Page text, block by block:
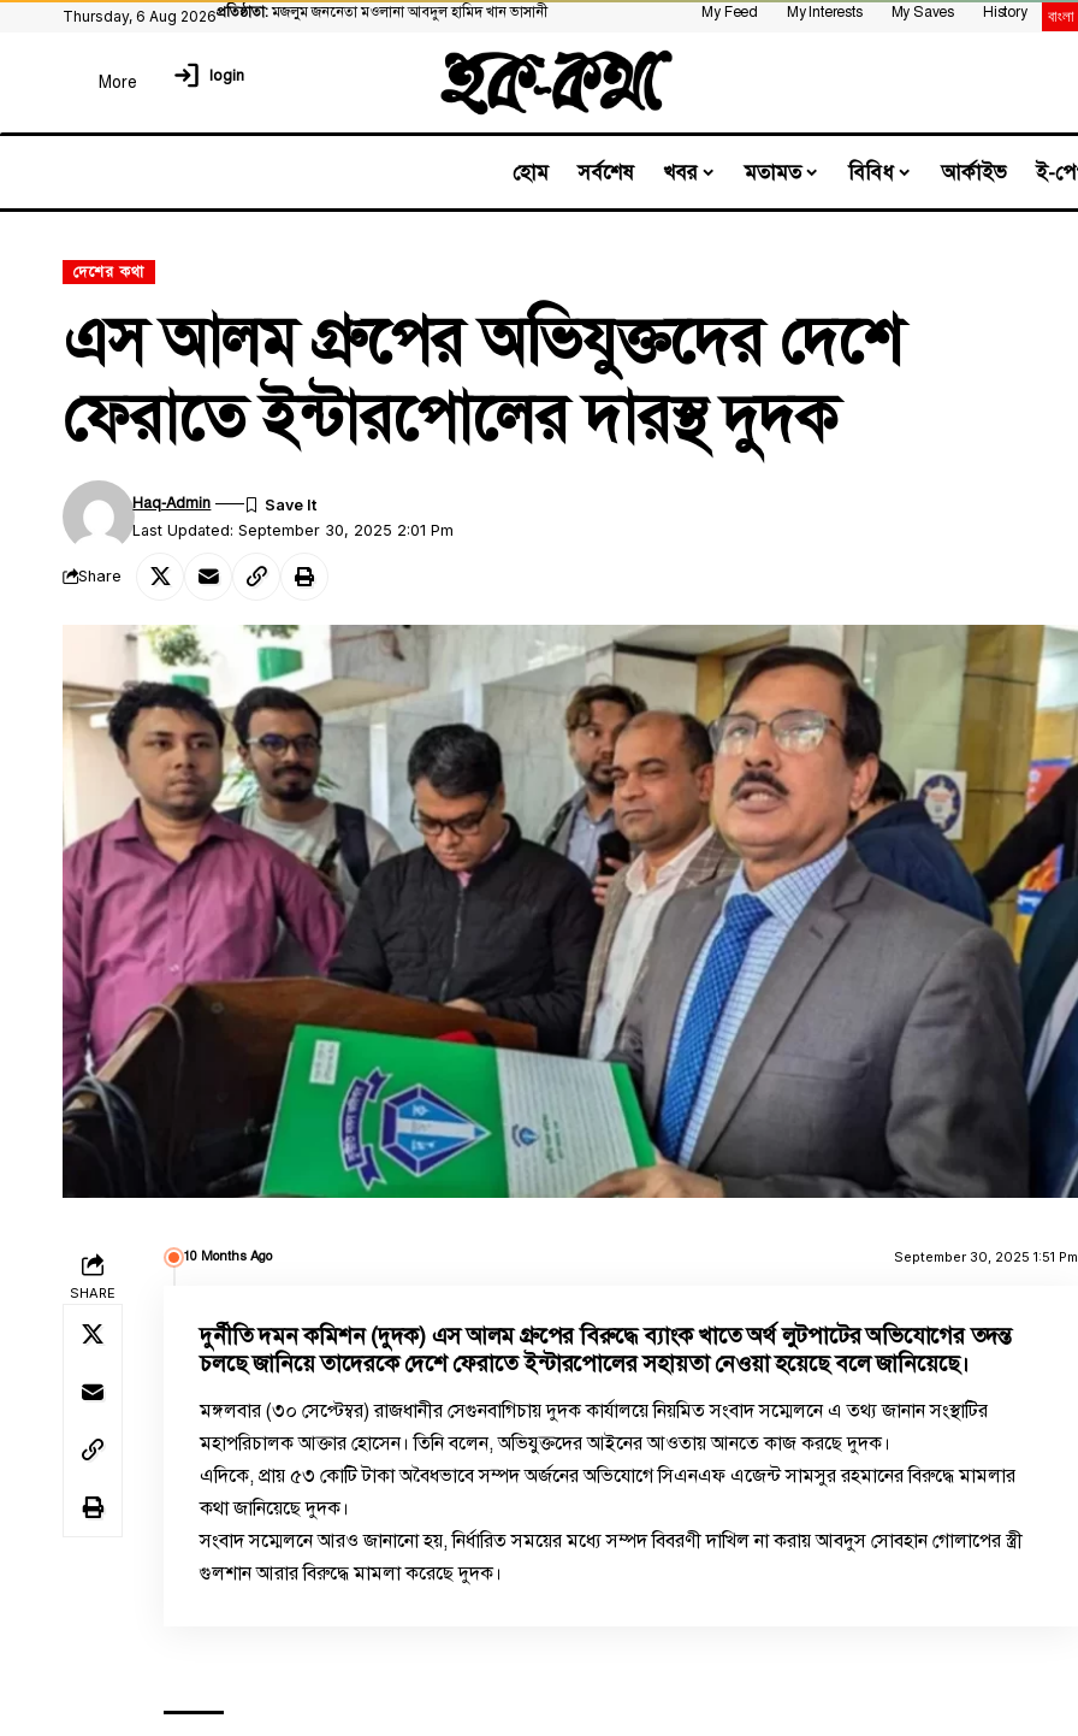
Thursday, 6 Aug 2026প্রতিষ্ঠাতা:মজলুম জননেতা মওলানা আবদুল হামিদ খান ভাসানী My Feed My Interests My Saves History
login
হোম সর্বশেষ খবর মতামত বিবিধ আর্কাইভ ই-
দেশের কথা
এস আলম গ্রুপের অভিযুক্তদের দেশে
ফেরাতে ইন্টারপোলের দারস্থ দুদক
Last Updated: September 30, 2025 2:01 Pm
Haq-Admin
Share
SHARE
10 Months Ago September 30, 2025 1:51 Pm
দুর্নীতি দমন কমিশন (দুদক) এস আলম গ্রুপের বিরুদ্ধে ব্যাংক খাতে অর্থ লুটপাটের অভিযোগের তদন্ত
চলছে জানিয়ে তাদেরকে দেশে ফেরাতে ইন্টারপোলের সহায়তা নেওয়া হয়েছে বলে জানিয়েছে।
মঙ্গলবার (৩০ সেপ্টেম্বর) রাজধানীর সেগুনবাগিচায় দুদক কার্যালয়ে নিয়মিত সংবাদ সম্মেলনে এ তথ্য জানান সংস্থাটির
মহাপরিচালক আক্তার হোসেন। তিনি বলেন, অভিযুক্তদের আইনের আওতায় আনতে কাজ করছে দুদক।
এদিকে, প্রায় ৫৩ কোটি টাকা অবৈধভাবে সম্পদ অর্জনের অভিযোগে সিএনএফ এজেন্ট সামসুর রহমানের বিরুদ্ধে মামলার
কথা জানিয়েছে দুদক।
সংবাদ সম্মেলনে আরও জানানো হয়, নির্ধারিত সময়ের মধ্যে সম্পদ বিবরণী দাখিল না করায় আবদুস সোবহান গোলাপের স্ত্রী
গুলশান আরার বিরুদ্ধে মামলা করেছে দুদক।